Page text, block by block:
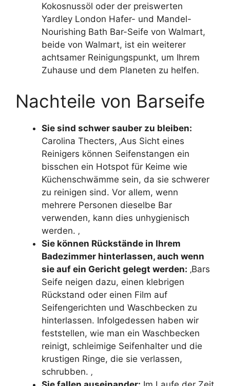
Kokosnussöl oder der preiswerten
Yardley London Hafer- und Mandel-
Nourishing Bath Bar-Seife von Walmart,
beide von Walmart, ist ein weiterer
achtsamer Reinigungspunkt, um Ihrem
Zuhause und dem Planeten zu helfen.
Nachteile von Barseife
Sie sind schwer sauber zu bleiben:
Carolina Thecters, ‚Aus Sicht eines
Reinigers können Seifenstangen ein
bisschen ein Hotspot für Keime wie
Küchenschwämme sein, da sie schwerer
zu reinigen sind. Vor allem, wenn
mehrere Personen dieselbe Bar
verwenden, kann dies unhygienisch
werden. ‚
Sie können Rückstände in Ihrem
Badezimmer hinterlassen, auch wenn
sie auf ein Gericht gelegt werden: ‚Bars
Seife neigen dazu, einen klebrigen
Rückstand oder einen Film auf
Seifengerichten und Waschbecken zu
hinterlassen. Infolgedessen haben wir
feststellen, wie man ein Waschbecken
reinigt, schleimige Seifenhalter und die
krustigen Ringe, die sie verlassen,
schrubben. ‚